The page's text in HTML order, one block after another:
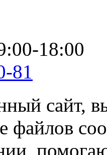
18:00
81
сайт,
файлов